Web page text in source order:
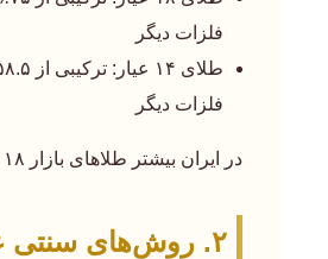
فلزات دیگر
فلزات دیگر
در ایران بیشتر طلاهای بازار ۱۸ عیار هستند.
۲. روش‌های سنتی عیارسنجی